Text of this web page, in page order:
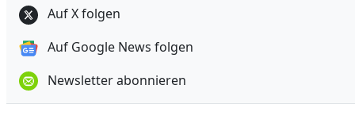
Auf X folgen
Auf Google News folgen
Newsletter abonnieren